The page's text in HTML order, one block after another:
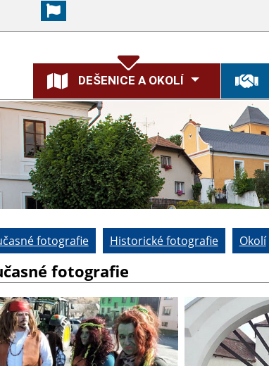
DEŠENICE A OKOLÍ
fotografie Historické fotografie Okolí
fotografie